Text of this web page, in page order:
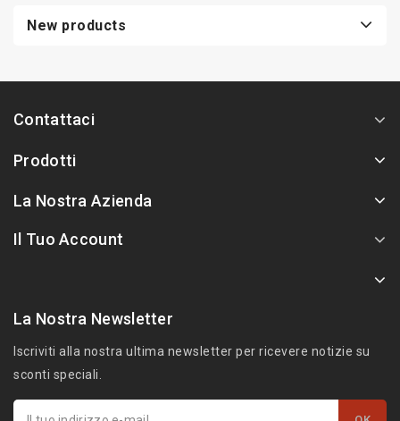
New products
Contattaci
Prodotti
La Nostra Azienda
Il Tuo Account
La Nostra Newsletter
Iscriviti alla nostra ultima newsletter per ricevere notizie su
sconti speciali.